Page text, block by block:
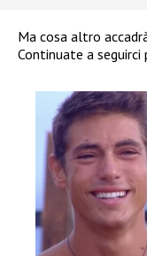
Ma cosa altro
Continuate a seguirci